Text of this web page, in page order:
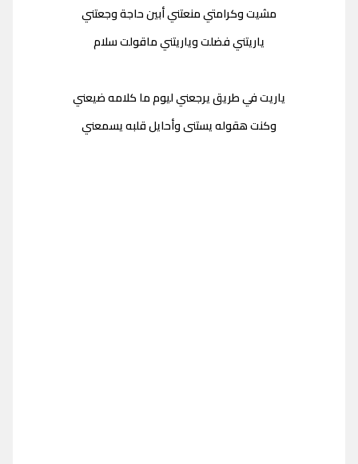
مشيت وكرامتي منعتني أبين حاجة وجعتني
ياريتني فضلت وياريتني ماقولت سلام
ياريت في طريق يرجعني ليوم ما كلامه ضيعني
وكنت هقوله يستنى وأحايل قلبه يسمعني